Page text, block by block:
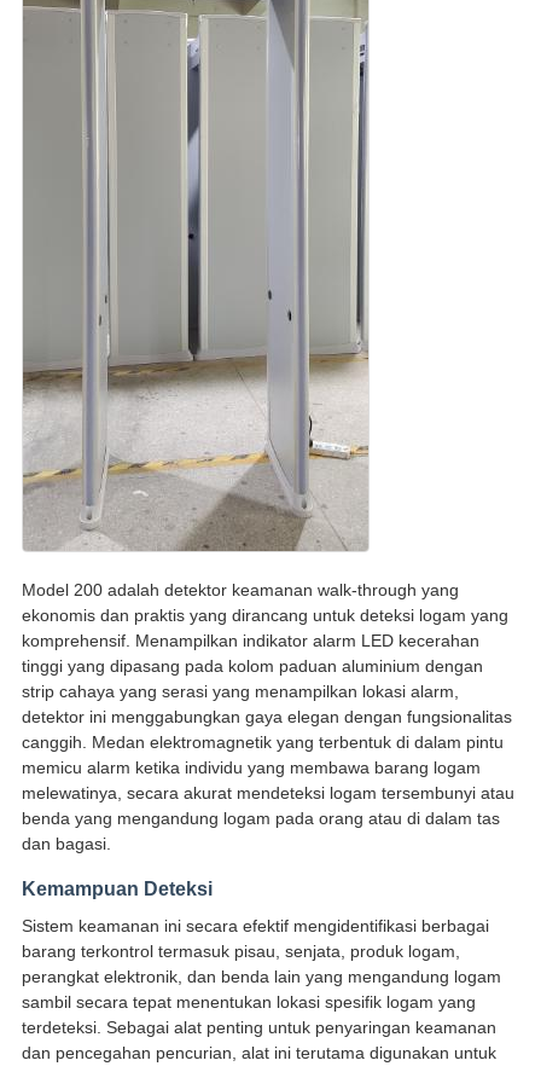
Model 200 adalah detektor keamanan walk-through yang
ekonomis dan praktis yang dirancang untuk deteksi logam yang
komprehensif. Menampilkan indikator alarm LED kecerahan
tinggi yang dipasang pada kolom paduan aluminium dengan
strip cahaya yang serasi yang menampilkan lokasi alarm,
detektor ini menggabungkan gaya elegan dengan fungsionalitas
canggih. Medan elektromagnetik yang terbentuk di dalam pintu
memicu alarm ketika individu yang membawa barang logam
melewatinya, secara akurat mendeteksi logam tersembunyi atau
benda yang mengandung logam pada orang atau di dalam tas
dan bagasi.
Kemampuan Deteksi
Sistem keamanan ini secara efektif mengidentifikasi berbagai
barang terkontrol termasuk pisau, senjata, produk logam,
perangkat elektronik, dan benda lain yang mengandung logam
sambil secara tepat menentukan lokasi spesifik logam yang
terdeteksi. Sebagai alat penting untuk penyaringan keamanan
dan pencegahan pencurian, alat ini terutama digunakan untuk